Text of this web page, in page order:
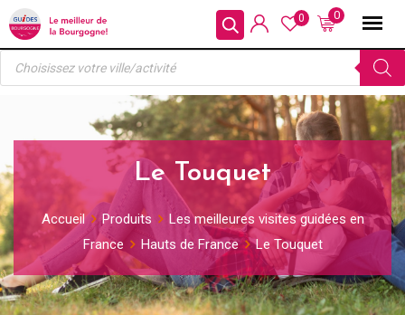
Skip
to
content
0
0
Recherche
produits
Le Touquet
Accueil Produits
Les meilleures visites guidées en
France
Hauts de France Le Touquet